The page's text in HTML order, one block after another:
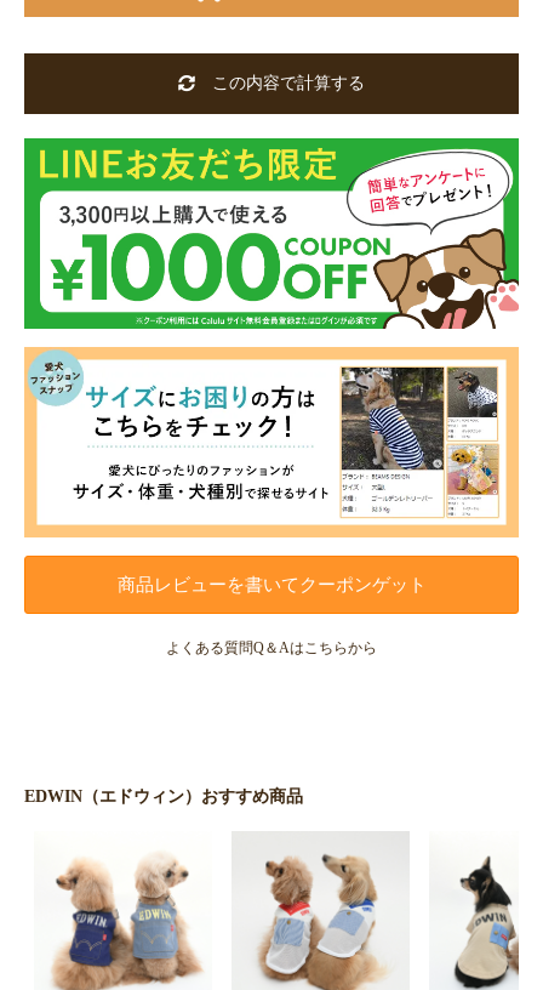
この内容で計算する
商品レビューを書いてクーポンゲット
よくある質問Q＆Aはこちらから
EDWIN（エドウィン）おすすめ商品